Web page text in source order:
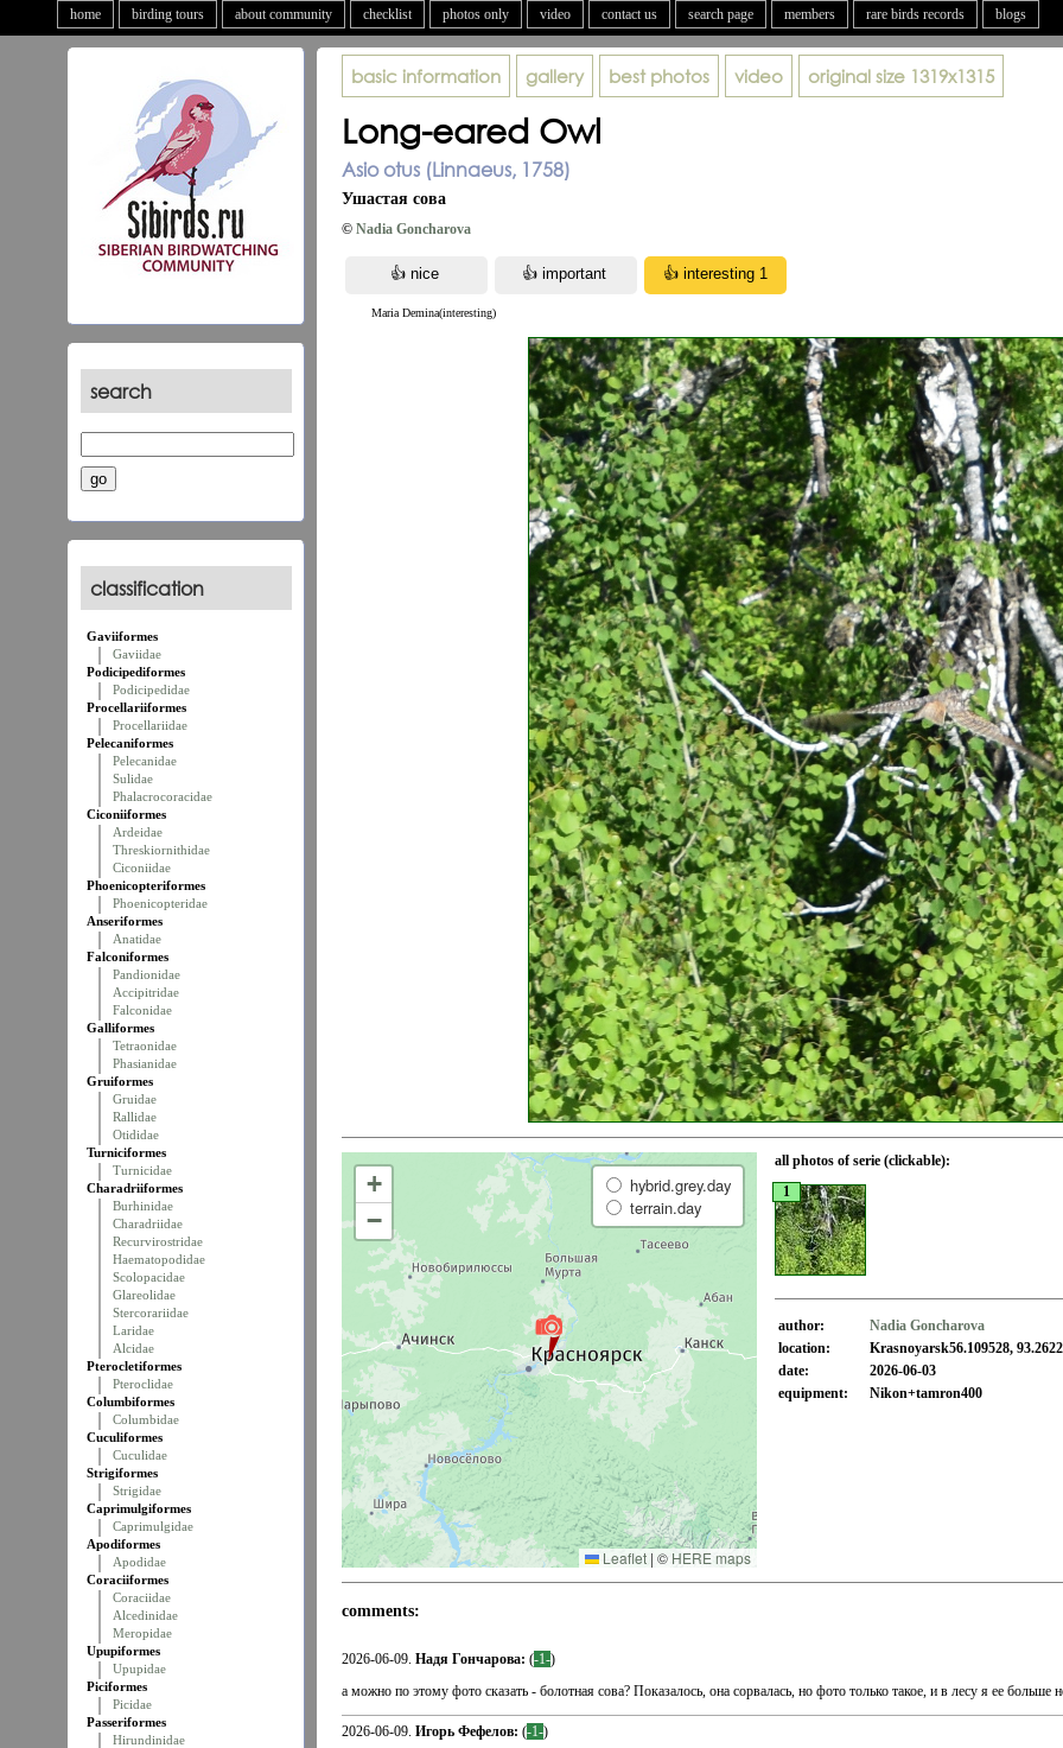
home birding tours about community checklist photos only video contact us search page members rare birds records blogs
search
classification
Gaviiformes
Gaviidae
Podicipediformes
Podicipedidae
Procellariiformes
Procellariidae
Pelecaniformes
Pelecanidae
Sulidae
Phalacrocoracidae
Ciconiiformes
Ardeidae
Threskiornithidae
Ciconiidae
Phoenicopteriformes
Phoenicopteridae
Anseriformes
Anatidae
Falconiformes
Pandionidae
Accipitridae
Falconidae
Galliformes
Tetraonidae
Phasianidae
Gruiformes
Gruidae
Rallidae
Otididae
Turniciformes
Turnicidae
Charadriiformes
Burhinidae
Charadriidae
Recurvirostridae
Haematopodidae
Scolopacidae
Glareolidae
Stercorariidae
Laridae
Alcidae
Pterocletiformes
Pteroclidae
Columbiformes
Columbidae
Cuculiformes
Cuculidae
Strigiformes
Strigidae
Caprimulgiformes
Caprimulgidae
Apodiformes
Apodidae
Coraciiformes
Coraciidae
Alcedinidae
Meropidae
Upupiformes
Upupidae
Piciformes
Picidae
Passeriformes
Hirundinidae
basic information gallery best photos video original size 1319x1315
Long-eared Owl
Asio otus (Linnaeus, 1758)
Ушастая сова
© Nadia Goncharova
Maria Demina(interesting)
+
−
hybrid.grey.day
terrain.day
Leaflet | © HERE maps
all photos of serie (clickable):
1
author:
Nadia Goncharova
location:
Krasnoyarsk56.109528,
date:
2026-06-03
equipment:
Nikon+tamron400
comments:
2026-06-09. Надя Гончарова: (-1-)
а можно по этому фото сказать - болотная сова? Показалось, она сорвалась, но фото только такое, и в лесу я ее больше
2026-06-09. Игорь Фефелов: (-1-)